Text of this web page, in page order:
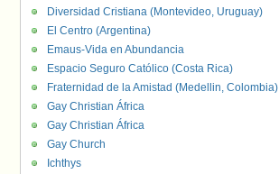
Diversidad Cristiana (Montevideo, Uruguay)
El Centro (Argentina)
Emaus-Vida en Abundancia
Espacio Seguro Católico (Costa Rica)
Fraternidad de la Amistad (Medellin, Colombia)
Gay Christian África
Gay Christian África
Gay Church
Ichthys